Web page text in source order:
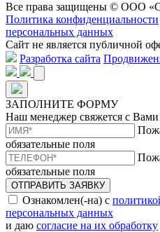
Все права защищены © ООО
Политика конфиденциальности
персональных данных
Сайт не является публичной
Разработка сайта
ЗАПОЛНИТЕ ФОРМУ
Наш менеджер свяжется с
обязательные поля
обязательные поля
ОТПРАВИТЬ ЗАЯВКУ
Ознакомлен(-на) с
персональных данных
и даю согласие на их обработку